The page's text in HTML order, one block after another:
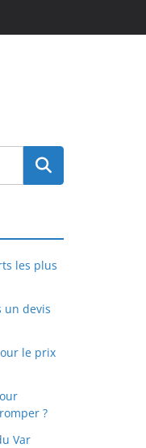
les plus
un devis
le prix
?
Var